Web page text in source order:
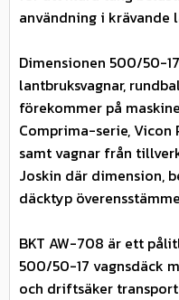
användning i krävande
Dimensionen 500/50-
lantbruksvagnar,
förekommer på
Comprima-serie, Vicon
samt vagnar från
Joskin där dimension,
däcktyp
BKT AW-708 är ett
500/50-17 vagnsdäck
och driftsäker